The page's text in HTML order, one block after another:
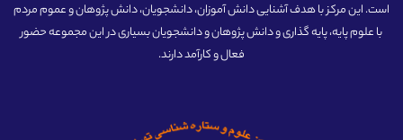
است. این مرکز با هدف آشنایی دانش آموزان، دانشجویان، دانش پژوهان و عموم مردم
با علوم پایه، پایه گذاری و دانش پژوهان و دانشجویان بسیاری در این مجموعه حضور
فعال و کارآمد دارند.